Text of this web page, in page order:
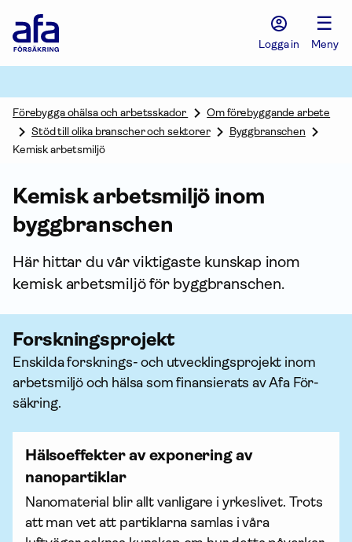
Försäkring
Logga in
☰
Meny
Förebygga ohälsa och arbetsskador
Om förebyggande arbete
Stöd till olika branscher och sektorer
Byggbranschen
Kemisk arbetsmiljö
Kemisk arbetsmiljö inom
byggbranschen
Här hittar du vår viktigaste kunskap inom
kemisk arbetsmiljö för byggbranschen.
Forsknings­projekt
Enskilda forsknings- och utvecklingsprojekt inom
arbetsmiljö och hälsa som finansierats av Afa För­
säkring.
Hälsoeffekter av exponering av
nanopartiklar
Nanomaterial blir allt vanligare i yrkeslivet. Trots
att man vet att partiklarna samlas i våra